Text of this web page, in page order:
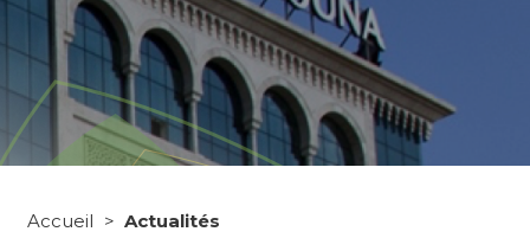
Fil
Accueil Actualités